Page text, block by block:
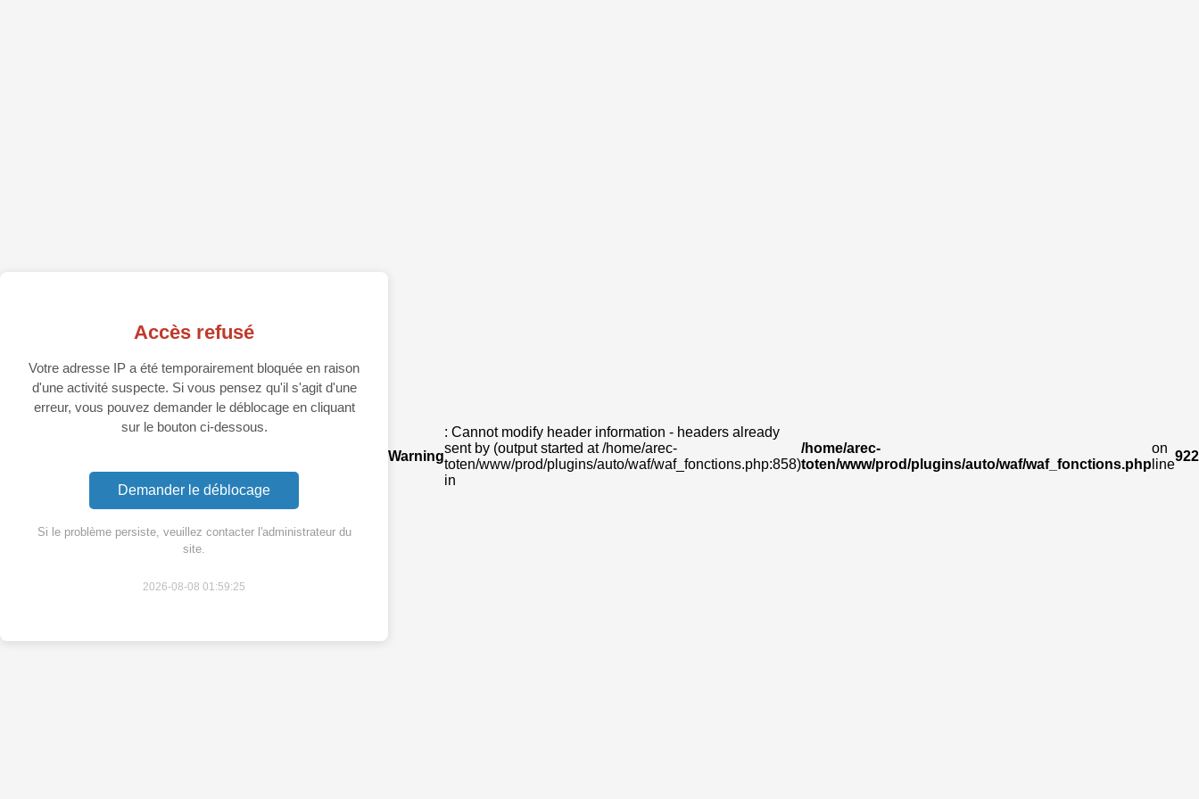
Accès refusé
Votre adresse IP a été temporairement bloquée en raison
d'une activité suspecte. Si vous pensez qu'il s'agit d'une
erreur, vous pouvez demander le déblocage en cliquant
sur le bouton ci-dessous.
Demander le déblocage
Si le problème persiste, veuillez contacter l'administrateur du
site.
2026-08-08 01:59:25
Warning
: Cannot modify header information - headers already
sent by (output started at /home/arec-
toten/www/prod/plugins/auto/waf/waf_fonctions.php:858)
in
/home/arec-
toten/www/prod/plugins/auto/waf/waf_fonctions.php
on
line
922